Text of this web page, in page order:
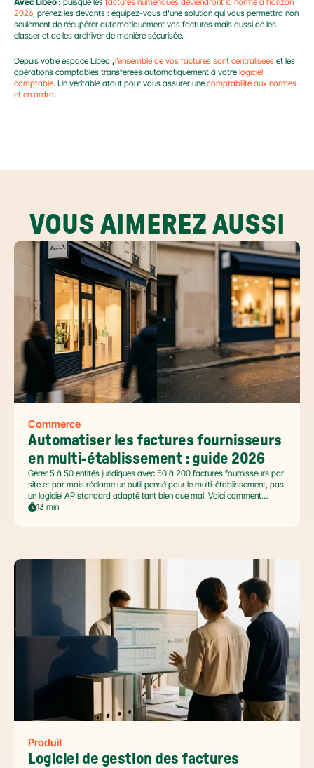
2026 , prenez les devants : équipez-vous d'une solution qui vous permettra non
seulement de récupérer automatiquement vos factures mais aussi de les
classer et de les archiver de manière sécurisée.
Depuis votre espace Libeo ,l’ensemble de vos factures sont centralisées et les
opérations comptables transférées automatiquement à votre logiciel
comptable. Un véritable atout pour vous assurer une comptabilité aux normes
et en ordre.
VOUS AIMEREZ AUSSI
Commerce
Automatiser les factures fournisseurs
en multi-établissement : guide 2026
Gérer 5 à 50 entités juridiques avec 50 à 200 factures fournisseurs par
site et par mois réclame un outil pensé pour le multi-établissement, pas
un logiciel AP standard adapté tant bien que mal. Voici comment
automatiser sans casser la gouvernance locale, capturer le levier BFR
13 min
Produit
Logiciel de gestion des factures